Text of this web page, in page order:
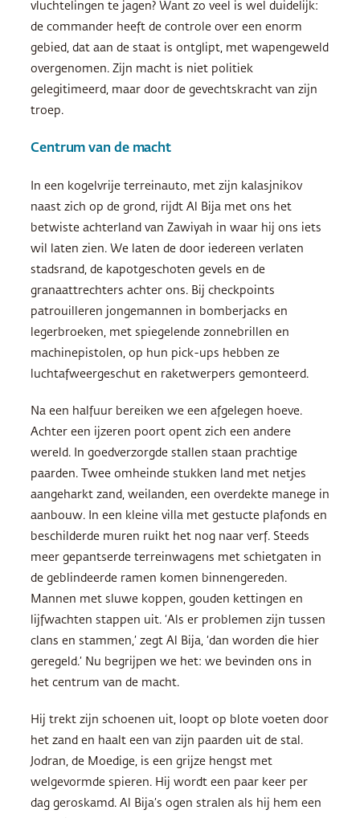
vluchtelingen te jagen? Want zo veel is wel duidelijk:
de commander heeft de controle over een enorm
gebied, dat aan de staat is ontglipt, met wapengeweld
overgenomen. Zijn macht is niet politiek
gelegitimeerd, maar door de gevechtskracht van zijn
troep.
Centrum van de macht
In een kogelvrije terreinauto, met zijn kalasjnikov
naast zich op de grond, rijdt Al Bija met ons het
betwiste achterland van Zawiyah in waar hij ons iets
wil laten zien. We laten de door iedereen verlaten
stadsrand, de kapotgeschoten gevels en de
granaattrechters achter ons. Bij checkpoints
patrouilleren jongemannen in bomberjacks en
legerbroeken, met spiegelende zonnebrillen en
machinepistolen, op hun pick-ups hebben ze
luchtafweergeschut en raketwerpers gemonteerd.
Na een halfuur bereiken we een afgelegen hoeve.
Achter een ijzeren poort opent zich een andere
wereld. In goedverzorgde stallen staan prachtige
paarden. Twee omheinde stukken land met netjes
aangeharkt zand, weilanden, een overdekte manege in
aanbouw. In een kleine villa met gestucte plafonds en
beschilderde muren ruikt het nog naar verf. Steeds
meer gepantserde terreinwagens met schietgaten in
de geblindeerde ramen komen binnengereden.
Mannen met sluwe koppen, gouden kettingen en
lijfwachten stappen uit. ‘Als er problemen zijn tussen
clans en stammen,’ zegt Al Bija, ‘dan worden die hier
geregeld.’ Nu begrijpen we het: we bevinden ons in
het centrum van de macht.
Hij trekt zijn schoenen uit, loopt op blote voeten door
het zand en haalt een van zijn paarden uit de stal.
Jodran, de Moedige, is een grijze hengst met
welgevormde spieren. Hij wordt een paar keer per
dag geroskamd. Al Bija’s ogen stralen als hij hem een